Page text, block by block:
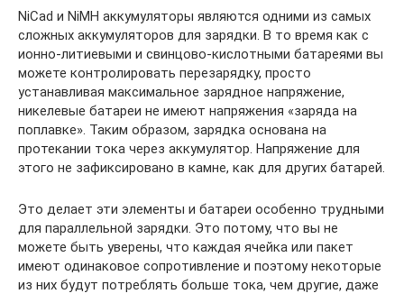
NiCad и NiMH аккумуляторы являются одними из самых
сложных аккумуляторов для зарядки. В то время как с
ионно-литиевыми и свинцово-кислотными батареями вы
можете контролировать перезарядку, просто
устанавливая максимальное зарядное напряжение,
никелевые батареи не имеют напряжения «заряда на
поплавке». Таким образом, зарядка основана на
протекании тока через аккумулятор. Напряжение для
этого не зафиксировано в камне, как для других батарей.
Это делает эти элементы и батареи особенно трудными
для параллельной зарядки. Это потому, что вы не
можете быть уверены, что каждая ячейка или пакет
имеют одинаковое сопротивление и поэтому некоторые
из них будут потреблять больше тока, чем другие, даже